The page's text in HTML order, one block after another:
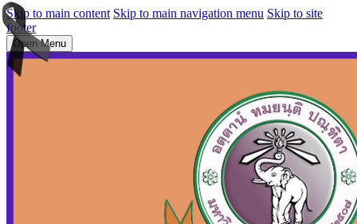
Skip to main content Skip to main navigation menu Skip to site
footer
Open Menu